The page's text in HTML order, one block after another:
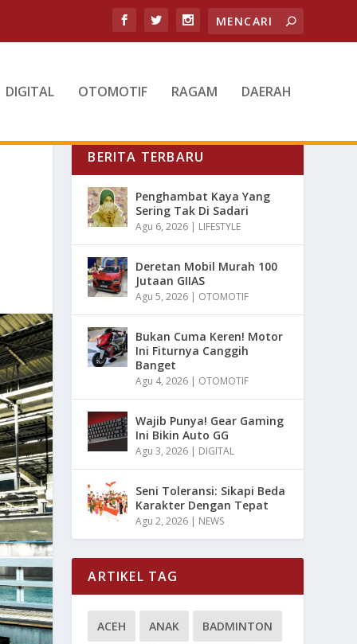
DIGITAL OTOMOTIF RAGAM DAERAH
BERITA TERBARU
Penghambat Kaya Yang
Sering Tak Di Sadari
Agu 6, 2026 | LIFESTYLE
Deretan Mobil Murah 100
Jutaan GIIAS
Agu 5, 2026 | OTOMOTIF
Bukan Cuma Keren! Motor
Ini Fiturnya Canggih
Banget
Agu 4, 2026 | OTOMOTIF
Wajib Punya! Gear Gaming
Ini Bikin Auto GG
Agu 3, 2026 | DIGITAL
Seni Toleransi: Sikapi Beda
Karakter Dengan Tepat
Agu 2, 2026 | NEWS
ARTIKEL TAG
ACEH ANAK BADMINTON